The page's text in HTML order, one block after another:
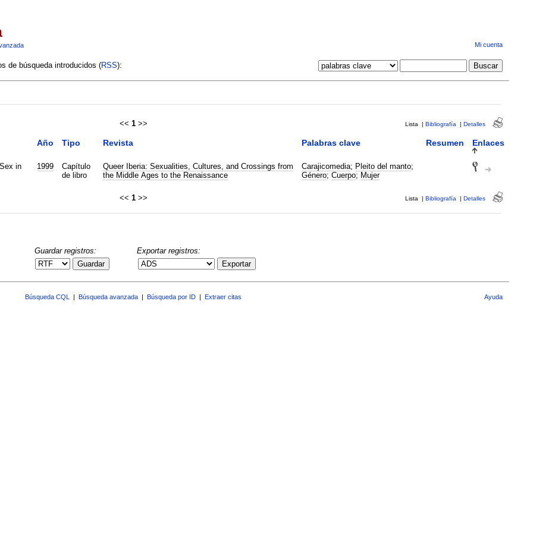
Mi cuenta
de búsqueda introducidos (RSS):
<< 1 >> Lista | Bibliografía | Detalles
Año Tipo Revista Palabras clave Resumen Enlaces
in
1999
Capítulo
de libro
Queer Iberia: Sexualities, Cultures, and Crossings from
the Middle Ages to the Renaissance
Carajicomedia; Pleito del manto;
Género; Cuerpo; Mujer
<< 1 >> Lista | Bibliografía | Detalles
Guardar registros:
Guardar
Exportar registros:
Exportar
Búsqueda CQL Búsqueda avanzada Búsqueda por ID Extraer citas Ayuda